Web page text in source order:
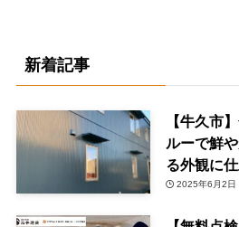
新着記事
【牛久市
ルーで鮮
る外観に
2025年6月2日